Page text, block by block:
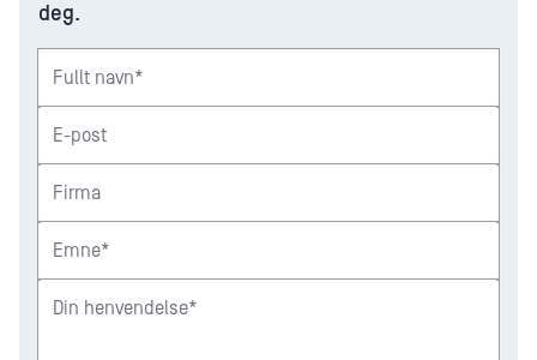
deg.
Fullt navn*
E-post
Firma
Emne*
Din henvendelse*